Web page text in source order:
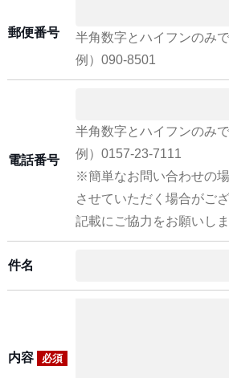
郵便番号
半角数字とハイフンのみで
例）090-8501
電話番号
半角数字とハイフンのみで
例）0157-23-7111
※簡単なお問い合わせの
させていただく場合がご
記載にご協力をお願いし
件名
内容 必須